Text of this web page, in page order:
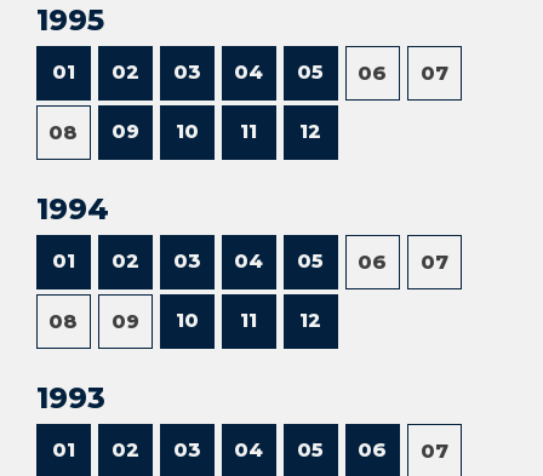
1995
01 02 03 04 05 06 07
08 09 10 11 12
1994
01 02 03 04 05 06 07
08 09 10 11 12
1993
01 02 03 04 05 06 07